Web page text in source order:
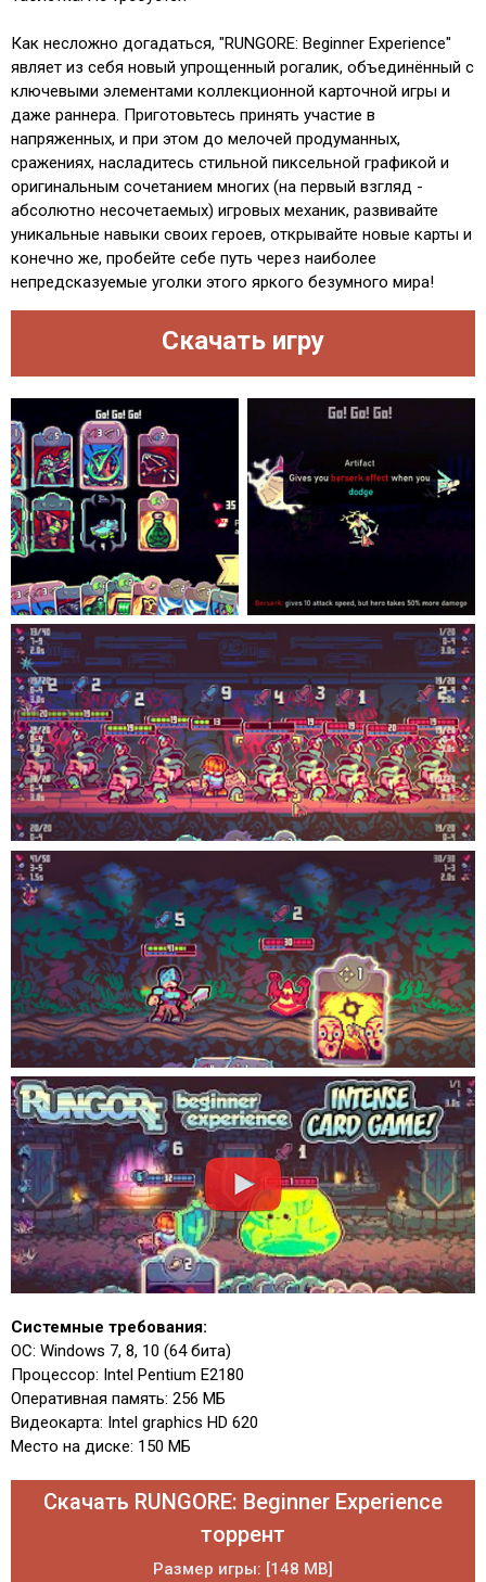
Как несложно догадаться, "RUNGORE: Beginner Experience"
являет из себя новый упрощенный рогалик, объединённый с
ключевыми элементами коллекционной карточной игры и
даже раннера. Приготовьтесь принять участие в
напряженных, и при этом до мелочей продуманных,
сражениях, насладитесь стильной пиксельной графикой и
оригинальным сочетанием многих (на первый взгляд -
абсолютно несочетаемых) игровых механик, развивайте
уникальные навыки своих героев, открывайте новые карты и
конечно же, пробейте себе путь через наиболее
непредсказуемые уголки этого яркого безумного мира!
Скачать игру
Системные требования:
ОС: Windows 7, 8, 10 (64 бита)
Процессор: Intel Pentium E2180
Оперативная память: 256 МБ
Видеокарта: Intel graphics HD 620
Место на диске: 150 МБ
Скачать RUNGORE: Beginner Experience
торрент
Размер игры: [148 MB]